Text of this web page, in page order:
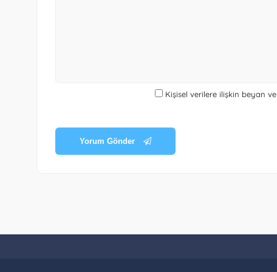
Kişisel verilere ilişkin beyan
Yorum Gönder